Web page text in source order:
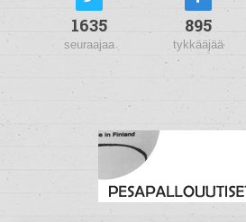
1635
seuraajaa
895
tykkääjää